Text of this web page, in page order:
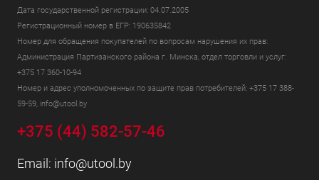
Дата государственной регистрации: 04.07.2005
Регистрационный номер в ЕГР: 190635842
Номер для обращения покупателей по вопросам нарушения их прав:
Администрация Партизанского района г. Минска, отдел торговли и услуг:
+375 17 360-10-94
Номер и адрес уполномоченных по защите прав потребителей: +375 17 388-
59-59, info@utool.by
+375 (44) 582-57-46
Email: info@utool.by